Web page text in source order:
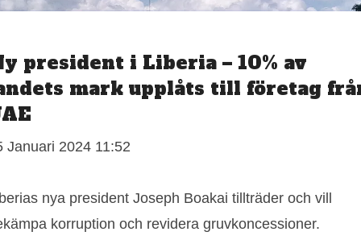
president i Liberia – 10% av
mark upplåts till företag
Januari 2024 11:52
nya president Joseph Boakai tillträder och vill
korruption och revidera gruvkoncessioner.